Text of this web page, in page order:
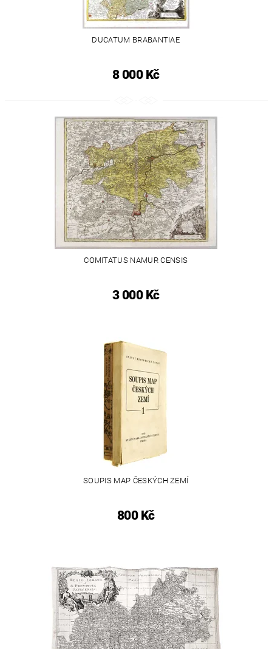
DUCATUM BRABANTIAE
8 000 Kč
COMITATUS NAMUR CENSIS
3 000 Kč
SOUPIS MAP ČESKÝCH ZEMÍ
800 Kč